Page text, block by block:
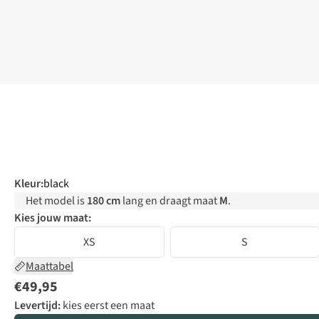
Kleur:black
Het model is 180 cmlang en draagt maatM.
Kies jouw maat:
XS
S
Maattabel
€49,95
Levertijd:kies eerst een maat